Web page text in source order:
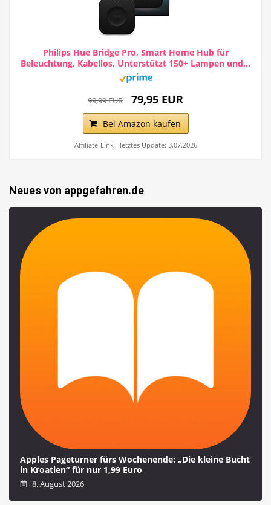
Philips Hue Bridge Pro, Smart Home Hub für
Beleuchtung, Kabellos, Unterstützt 150+ Lampen und...
99,99 EUR 79,95 EUR
Bei Amazon kaufen
Affiliate-Link - letztes Update: 3.07.2026
Neues von appgefahren.de
Apples Pageturner fürs Wochenende: „Die kleine Bucht
in Kroatien“ für nur 1,99 Euro
8. August 2026